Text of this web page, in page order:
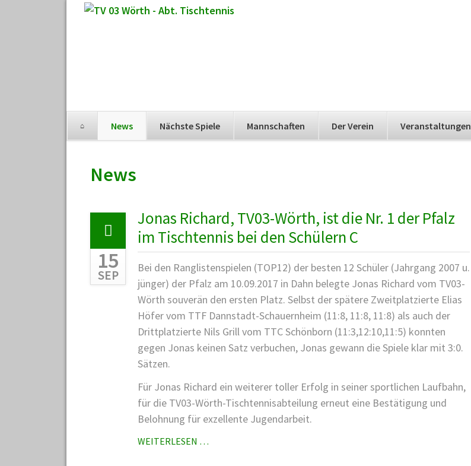
Navigation
überspringen
News Nächste Spiele Mannschaften Der Verein Veranstaltungen
News
Jonas Richard, TV03-Wörth, ist die Nr. 1 der Pfalz
im Tischtennis bei den Schülern C
15
SEP
Bei den Ranglistenspielen (TOP12) der besten 12 Schüler (Jahrgang 2007 u.
jünger) der Pfalz am 10.09.2017 in Dahn belegte Jonas Richard vom TV03-
Wörth souverän den ersten Platz. Selbst der spätere Zweitplatzierte Elias
Höfer vom TTF Dannstadt-Schauernheim (11:8, 11:8, 11:8) als auch der
Drittplatzierte Nils Grill vom TTC Schönborn (11:3,12:10,11:5) konnten
gegen Jonas keinen Satz verbuchen, Jonas gewann die Spiele klar mit 3:0.
Sätzen.
Für Jonas Richard ein weiterer toller Erfolg in seiner sportlichen Laufbahn,
für die TV03-Wörth-Tischtennisabteilung erneut eine Bestätigung und
Belohnung für exzellente Jugendarbeit.
WEITERLESEN …